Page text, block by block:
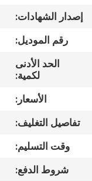
جولة
مراقبة
الجودة
أخبار
إصدار الشهادات:
رقم الموديل:
الحد الأدنى
لكمية:
الأسعار:
تفاصيل التغليف:
وقت التسليم:
شروط الدفع: